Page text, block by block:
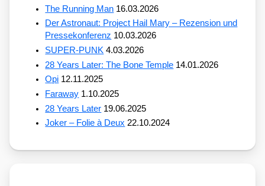
The Running Man 16.03.2026
Der Astronaut: Project Hail Mary – Rezension und
Pressekonferenz 10.03.2026
SUPER-PUNK 4.03.2026
28 Years Later: The Bone Temple 14.01.2026
Opi 12.11.2025
Faraway 1.10.2025
28 Years Later 19.06.2025
Joker – Folie à Deux 22.10.2024